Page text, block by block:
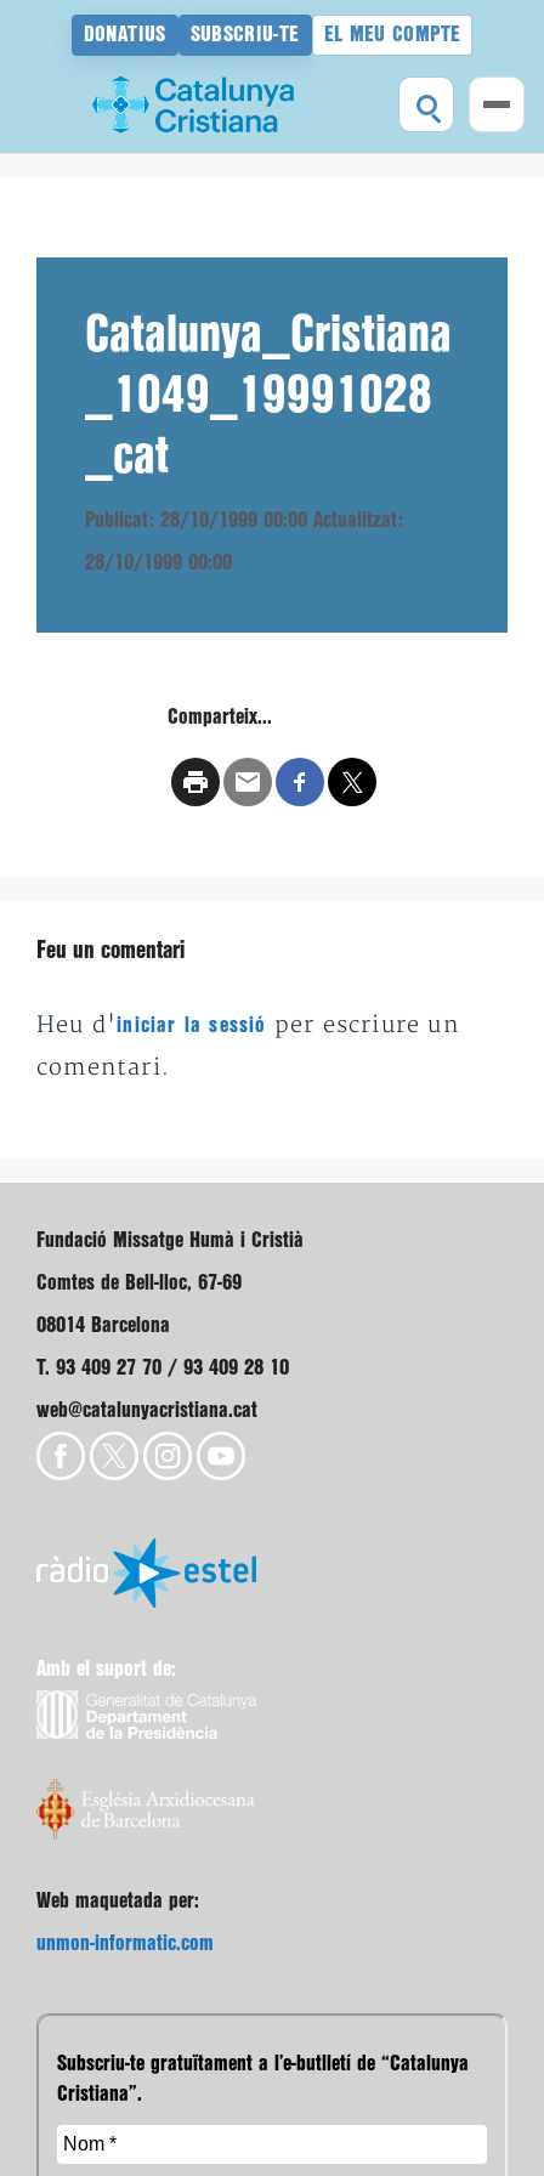
DONATIUS SUBSCRIU-TE EL MEU COMPTE
Catalunya_Cristiana
_1049_19991028
_cat
Publicat: 28/10/1999 00:00 Actualitzat:
28/10/1999 00:00
Comparteix...
Feu un comentari
Heu d'iniciar la sessió
per escriure un
comentari.
Fundació Missatge Humà i Cristià
Comtes de Bell-lloc, 67-69
08014 Barcelona
T. 93 409 27 70 / 93 409 28 10
web@catalunyacristiana.cat
Amb el suport de:
Web maquetada per:
unmon-informatic.com
Subscriu-te gratuïtament a l’e-butlletí de “Catalunya
Cristiana”.